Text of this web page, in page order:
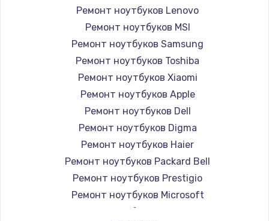
Ремонт ноутбуков Lenovo
Ремонт ноутбуков MSI
Ремонт ноутбуков Samsung
Ремонт ноутбуков Toshiba
Ремонт ноутбуков Xiaomi
Ремонт ноутбуков Apple
Ремонт ноутбуков Dell
Ремонт ноутбуков Digma
Ремонт ноутбуков Haier
Ремонт ноутбуков Packard Bell
Ремонт ноутбуков Prestigio
Ремонт ноутбуков Microsoft
Ремонт ноутбуков Alienware